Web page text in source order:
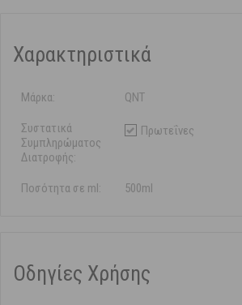
Χαρακτηριστικά
Μάρκα: QNT
Συστατικά
Συμπληρώματος
Διατροφής:
Πρωτεΐνες
Ποσότητα σε ml: 500ml
Οδηγίες Χρήσης